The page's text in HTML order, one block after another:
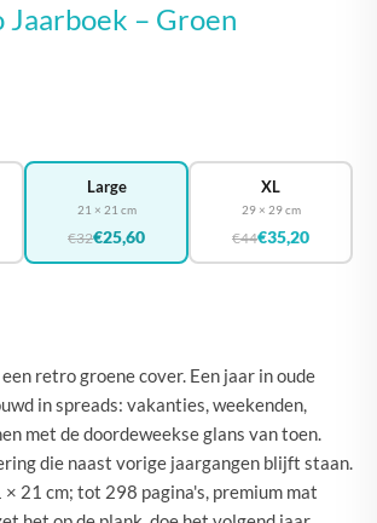
Jaarboek – Groen
Large
21 × 21 cm
€32€25,60
XL
29 × 29 cm
€44€35,20
retro groene cover. Een jaar in oude
in spreads: vakanties, weekenden,
met de doordeweekse glans van toen.
die naast vorige jaargangen blijft staan.
21 cm; tot 298 pagina's, premium mat